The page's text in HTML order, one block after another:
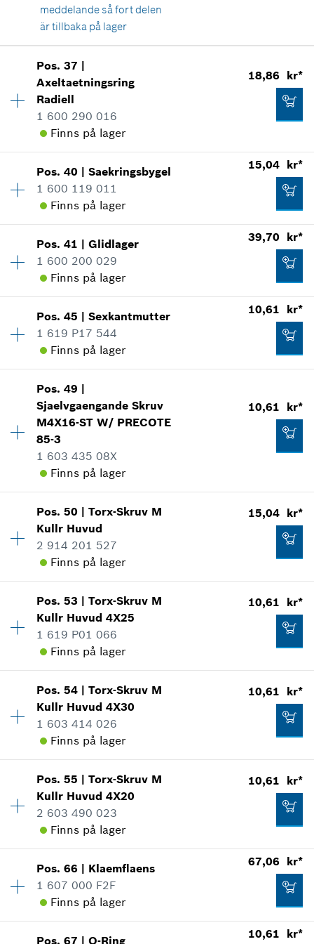
*Alla priser inkluderar moms
18,86 kr*
*Alla priser inkluderar moms
Lägg till i kundvagn
meddelande så fort delen
är tillbaka på lager
Tillgänglighet
Prisgrupp:15
Reservdelsinformationer
Användningsbevis
Visa som illustration
39,70 kr*
*Alla priser inkluderar moms
Pos.37 |
Axeltaetningsring
Radiell
1 600 290 016
Finns på lager
18,86 kr*
Tillgänglighet 1
Prisgrupp :13
Reservdelsinformationer
Användningsbevis
Visa som illustration
18,86 kr*
Alla priser inkluderar moms
Lägg till i kundvagn
Pos.40 |Saekringsbygel
1 600 119 011
Finns på lager
15,04 kr*
Tillgänglighet 1
Prisgrupp :12
Reservdelsinformationer
Användningsbevis
Visa som illustration
15,04 kr*
Alla priser inkluderar moms
Lägg till i kundvagn
Pos.41 |Glidlager
1 600 200 029
Finns på lager
39,70 kr*
Tillgänglighet 1
Prisgrupp :15
Reservdelsinformationer
Användningsbevis
Visa som illustration
39,70 kr*
Pos.45 |Sexkantmutter
1 619 P17 544
Finns på lager
10,61 kr*
Prisgrupp
Reservdelsinformationer
Visa som illustration
10,61 kr*
*Alla priser inkluderar moms
Lägg till i kundvagn
Pos.49 |
Sjaelvgaengande Skruv
M4X16-ST W/ PRECOTE
85-3
1 603 435 08X
Finns på lager
10,61 kr*
Prisgrupp:10
Reservdelsinformationer
Användningsbevis
10,61 kr*
Pos.50 |Torx-Skruv M
Kullr Huvud
2 914 201 527
Finns på lager
15,04 kr*
Prisgrupp:12
Reservdelsinformationer
Användningsbevis
15,04 kr*
Pos.53 |Torx-Skruv M
Kullr Huvud 4X25
1 619 P01 066
Finns på lager
10,61 kr*
Tillgänglighet 3
Prisgrupp:10
Reservdelsinformationer
Användningsbevis
Visa som illustration
10,61 kr*
Alla priser inkluderar moms
Pos.54 |Torx-Skruv M
Kullr Huvud 4X30
1 603 414 026
Finns på lager
10,61 kr*
Prisgrupp:10
Reservdelsinformationer
Användningsbevis
10,61 kr*
Pos.55 |Torx-Skruv M
Kullr Huvud 4X20
2 603 490 023
Finns på lager
10,61 kr*
Tillgänglighet 3
Prisgrupp :10
Reservdelsinformationer
Användningsbevis
Visa som illustration
Pos.66 | Klaemflaens
1 607 000 F2F
Finns på lager
67,06 kr*
Pos.67 |O-Ring
10,61 kr*